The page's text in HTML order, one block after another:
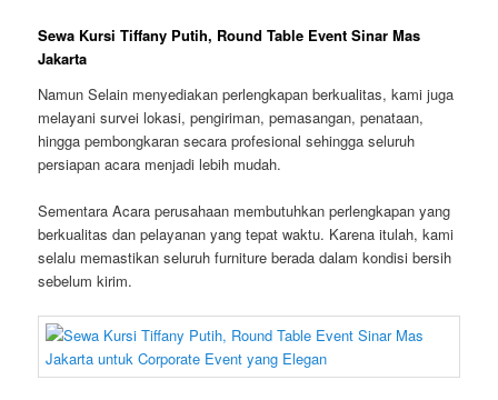
Sewa Kursi Tiffany Putih, Round Table Event Sinar Mas
Jakarta
Namun Selain menyediakan perlengkapan berkualitas, kami juga
melayani survei lokasi, pengiriman, pemasangan, penataan,
hingga pembongkaran secara profesional sehingga seluruh
persiapan acara menjadi lebih mudah.
Sementara Acara perusahaan membutuhkan perlengkapan yang
berkualitas dan pelayanan yang tepat waktu. Karena itulah, kami
selalu memastikan seluruh furniture berada dalam kondisi bersih
sebelum kirim.